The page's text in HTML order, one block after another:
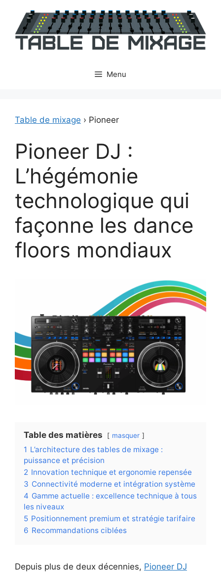
contenu
Menu
Table de mixage › Pioneer
Pioneer DJ :
L’hégémonie
technologique qui
façonne les dance
floors mondiaux
Table des matières masquer
1 L’architecture des tables de mixage :
puissance et précision
2 Innovation technique et ergonomie repensée
3 Connectivité moderne et intégration système
4 Gamme actuelle : excellence technique à tous
les niveaux
5 Positionnement premium et stratégie tarifaire
6 Recommandations ciblées
Depuis plus de deux décennies, Pioneer DJ